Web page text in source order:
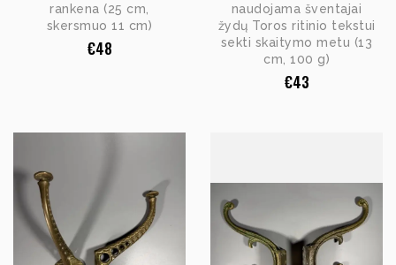
rankena (25 cm,
skersmuo 11 cm)
€48
naudojama šventajai
žydų Toros ritinio tekstui
sekti skaitymo metu (13
cm, 100 g)
€43